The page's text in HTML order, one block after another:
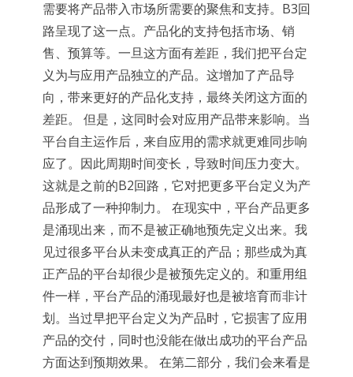
需要将产品带入市场所需要的聚焦和支持。B3回
路呈现了这一点。产品化的支持包括市场、销
售、预算等。一旦这方面有差距，我们把平台定
义为与应用产品独立的产品。这增加了产品导
向，带来更好的产品化支持，最终关闭这方面的
差距。 但是，这同时会对应用产品带来影响。当
平台自主运作后，来自应用的需求就更难同步响
应了。因此周期时间变长，导致时间压力变大。
这就是之前的B2回路，它对把更多平台定义为产
品形成了一种抑制力。 在现实中，平台产品更多
是涌现出来，而不是被正确地预先定义出来。我
见过很多平台从未变成真正的产品；那些成为真
正产品的平台却很少是被预先定义的。和重用组
件一样，平台产品的涌现最好也是被培育而非计
划。当过早把平台定义为产品时，它损害了应用
产品的交付，同时也没能在做出成功的平台产品
方面达到预期效果。 在第二部分，我们会来看是